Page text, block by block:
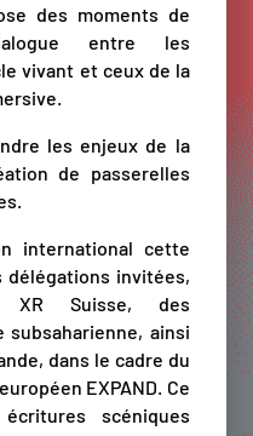
des moments de
entre les
vivant et ceux de la
les enjeux de la
de passerelles
international cette
délégations invitées,
XR Suisse, des
subsaharienne, ainsi
dans le cadre du
EXPAND. Ce
scéniques